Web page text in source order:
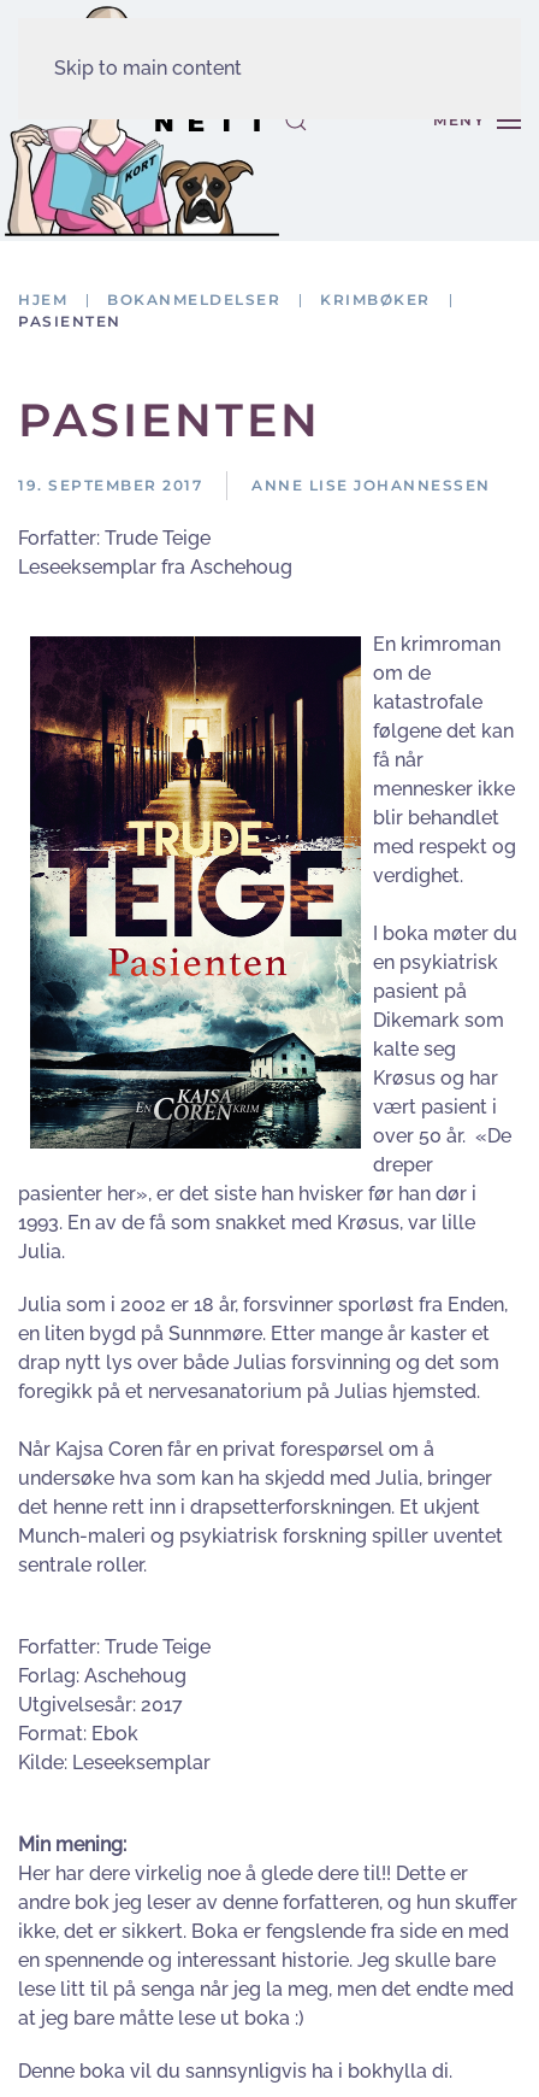
Skip to main content
MENY
HJEM BOKANMELDELSER
KRIMBØKER
PASIENTEN
PASIENTEN
19. SEPTEMBER 2017 ANNE LISE JOHANNESSEN
Forfatter: Trude Teige
Leseeksemplar fra Aschehoug
En krimroman
om de
katastrofale
følgene det kan
få når
mennesker ikke
blir behandlet
med respekt og
verdighet.
I boka møter du
en psykiatrisk
pasient på
Dikemark som
kalte seg
Krøsus og har
vært pasient i
over 50 år. «De
dreper
pasienter her», er det siste han hvisker før han dør i
1993. En av de få som snakket med Krøsus, var lille
Julia.
Julia som i 2002 er 18 år, forsvinner sporløst fra Enden,
en liten bygd på Sunnmøre. Etter mange år kaster et
drap nytt lys over både Julias forsvinning og det som
foregikk på et nervesanatorium på Julias hjemsted.
Når Kajsa Coren får en privat forespørsel om å
undersøke hva som kan ha skjedd med Julia, bringer
det henne rett inn i drapsetterforskningen. Et ukjent
Munch-maleri og psykiatrisk forskning spiller uventet
sentrale roller.
Forfatter: Trude Teige
Forlag: Aschehoug
Utgivelsesår: 2017
Format: Ebok
Kilde: Leseeksemplar
Min mening:
Her har dere virkelig noe å glede dere til!! Dette er
andre bok jeg leser av denne forfatteren, og hun skuffer
ikke, det er sikkert. Boka er fengslende fra side en med
en spennende og interessant historie. Jeg skulle bare
lese litt til på senga når jeg la meg, men det endte med
at jeg bare måtte lese ut boka :)
Denne boka vil du sannsynligvis ha i bokhylla di.